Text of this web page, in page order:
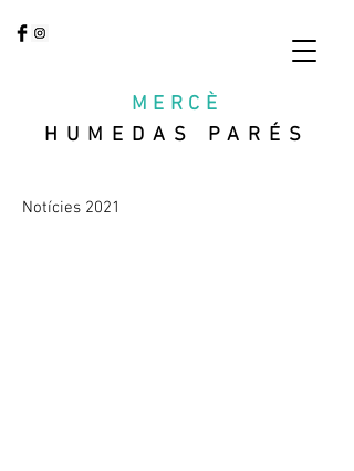
MERCÈ
HUMEDAS PARÉS
Notícies 2021